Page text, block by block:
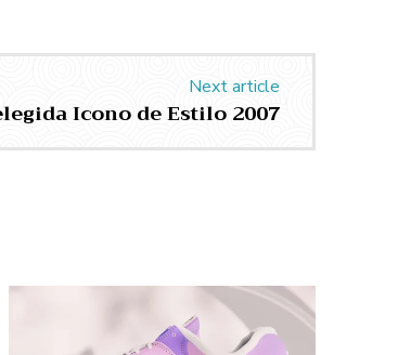
Next article
Icono de Estilo 2007